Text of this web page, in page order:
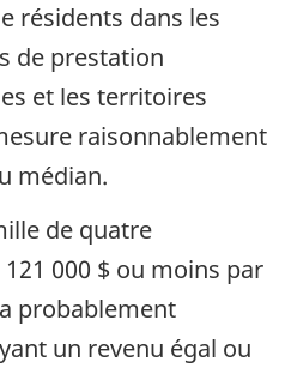
résidents dans les
de prestation
et les territoires
raisonnablement
médian.
de quatre
000 $ ou moins par
probablement
un revenu égal ou